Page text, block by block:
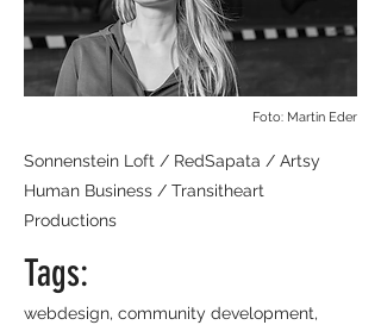
Foto: Martin Eder
Sonnenstein Loft / RedSapata / Artsy
Human Business / Transitheart
Productions
Tags:
webdesign, community development,